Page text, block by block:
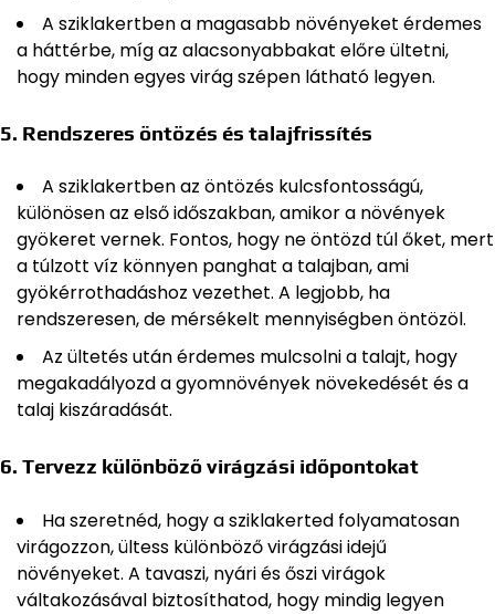
A sziklakertben a magasabb növényeket érdemes
a háttérbe, míg az alacsonyabbakat előre ültetni,
hogy minden egyes virág szépen látható legyen.
5. Rendszeres öntözés és talajfrissítés
A sziklakertben az öntözés kulcsfontosságú,
különösen az első időszakban, amikor a növények
gyökeret vernek. Fontos, hogy ne öntözd túl őket, mert
a túlzott víz könnyen panghat a talajban, ami
gyökérrothadáshoz vezethet. A legjobb, ha
rendszeresen, de mérsékelt mennyiségben öntözöl.
Az ültetés után érdemes mulcsolni a talajt, hogy
megakadályozd a gyomnövények növekedését és a
talaj kiszáradását.
6. Tervezz különböző virágzási időpontokat
Ha szeretnéd, hogy a sziklakerted folyamatosan
virágozzon, ültess különböző virágzási idejű
növényeket. A tavaszi, nyári és őszi virágok
váltakozásával biztosíthatod, hogy mindig legyen